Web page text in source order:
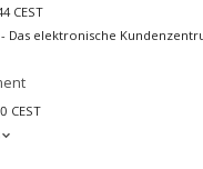
CEST
- Das elektronische
CEST